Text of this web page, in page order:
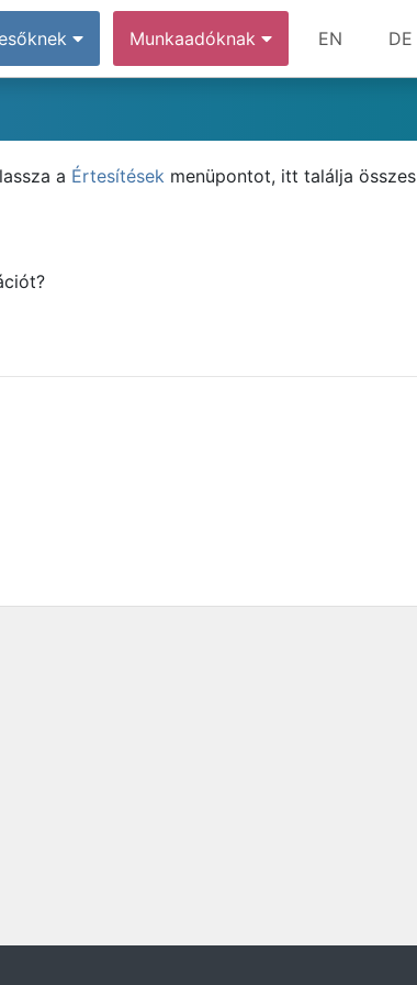
Munkaadóknak EN DE
a Értesítések menüpontot, itt találja összes